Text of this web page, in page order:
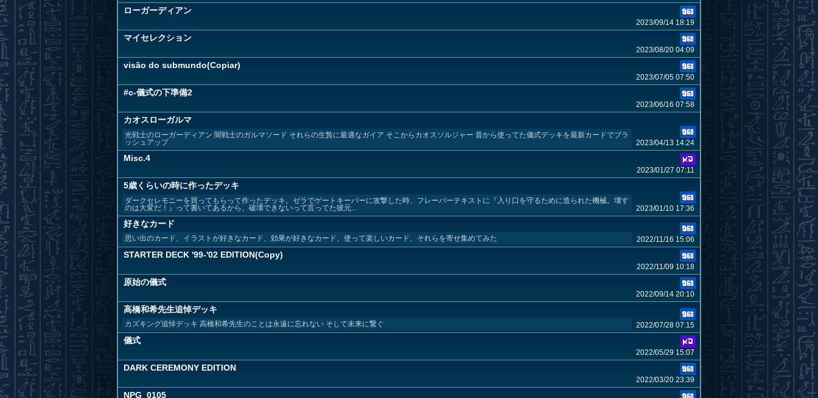
ローガーディアン
2023/09/14 18:19
マイセレクション
2023/08/20 04:09
visão do submundo(Copiar)
2023/07/05 07:50
#c-儀式の下準備2
2023/06/16 07:58
カオスローガルマ
光戦士のローガーディアン 闇戦士のガルマソード それらの生贄に最適なガイア そこからカオスソルジャー 昔から使ってた儀式デッキを最新カードでブラ
ッシュアップ
2023/04/13 14:24
Misc.4
2023/01/27 07:11
5歳くらいの時に作ったデッキ
ダークセレモニーを買ってもらって作ったデッキ。ゼラでゲートキーパーに攻撃した時、フレーバーテキストに『入り口を守るために造られた機械。壊す
のは大変だ！』って書いてあるから、破壊できないって言ってた彼元...
2023/01/10 17:36
好きなカード
思い出のカード、イラストが好きなカード、効果が好きなカード、使って楽しいカード、それらを寄せ集めてみた 2022/11/16 15:06
STARTER DECK '99-'02 EDITION(Copy)
2022/11/09 10:18
原始の儀式
2022/09/14 20:10
高橋和希先生追悼デッキ
カズキング追悼デッキ 高橋和希先生のことは永遠に忘れない そして未来に繋ぐ 2022/07/28 07:15
儀式
2022/05/29 15:07
DARK CEREMONY EDITION
2022/03/20 23:39
NPG_0105